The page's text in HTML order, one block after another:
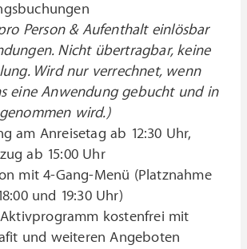
Person & Aufenthalt einlösbar
Nicht übertragbar, keine
Wird nur verrechnet, wenn
eine Anwendung gebucht und in
wird.)
am Anreisetag ab 12:30 Uhr,
ab 15:00 Uhr
mit 4-Gang-Menü (Platznahme
und 19:30 Uhr)
kostenfrei mit
und weiteren Angeboten